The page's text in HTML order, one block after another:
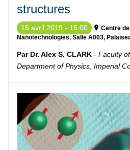
structures
15 avril 2019 - 15:00
Centre
Nanotechnologies, Salle A003,
Par Dr. Alex S. CLARK - Faculty
Department of Physics Imperial